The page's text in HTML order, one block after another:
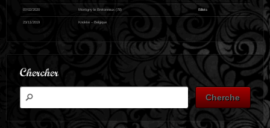
07/02/2020 Montigny le Bretonneux (78) Billets
23/11/2019 Knokke – Belgique
Chercher